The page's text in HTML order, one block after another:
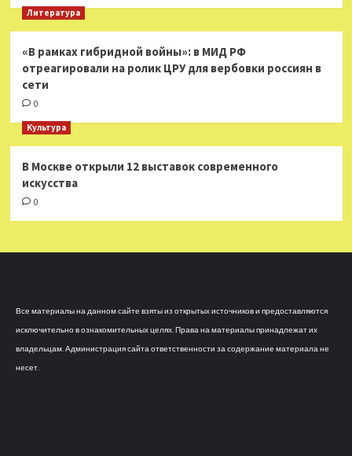
Литература
«В рамках гибридной войны»: в МИД РФ
отреагировали на ролик ЦРУ для вербовки россиян в
сети
0
Культура
В Москве открыли 12 выставок современного
искусства
0
Все материалы на данном сайте взяты из открытых источников и предоставляются
исключительно в ознакомительных целях. Права на материалы принадлежат их
владельцам. Администрация сайта ответственности за содержание материала не
несет.